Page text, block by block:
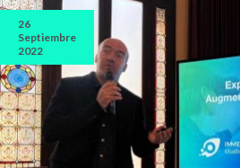
26
Septiembre
2022